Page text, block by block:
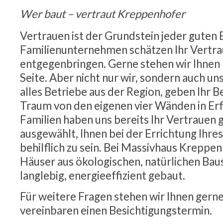
Wer baut – vertraut Kreppenhofer
Vertrauen ist der Grundstein jeder guten
Familienunternehmen schätzen Ihr
entgegenbringen. Gerne stehen wir
Seite. Aber nicht nur wir, sondern auch
alles Betriebe aus der Region, geben Ihr
Traum von den eigenen vier Wänden in
Familien haben uns bereits Ihr Vertrauen
ausgewählt, Ihnen bei der Errichtung
behilflich zu sein. Bei Massivhaus
Häuser aus ökologischen, natürlichen
langlebig, energieeffizient gebaut.
Für weitere Fragen stehen wir Ihnen
vereinbaren einen Besichtigungstermin.